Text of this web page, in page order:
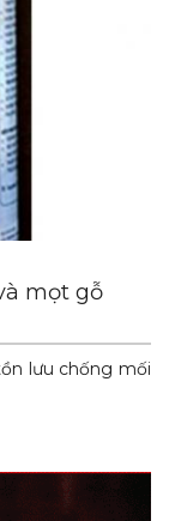
mọt gỗ
lưu chống mối